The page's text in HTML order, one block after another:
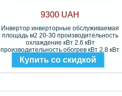
9300 UAH
Инвертор инверторные обслуживаемая
площадь м2 20-30 производительность
охлаждение кВт 2.6 кВт
производительность обогрев кВт 2.8 кВт
Фреон R-410A
Купить со скидкой